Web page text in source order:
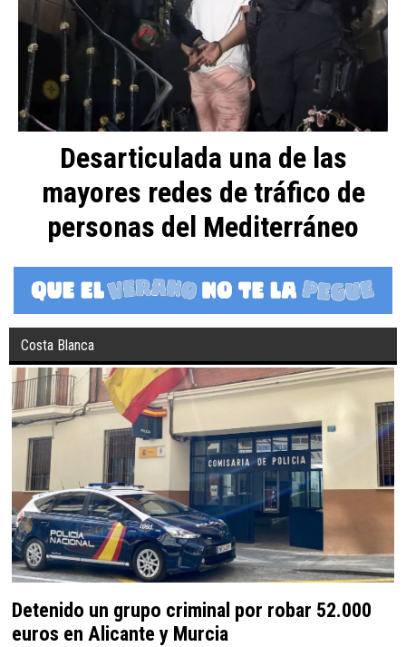
Desarticulada una de las
mayores redes de tráfico de
personas del Mediterráneo
Costa Blanca
Detenido un grupo criminal por robar 52.000
euros en Alicante y Murcia